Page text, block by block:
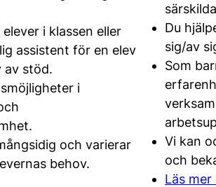
i klassen eller
assistent för en elev
av stöd.
i
och varierar
behov.
Du
sig/av
Som
Vi kan
och
Läs